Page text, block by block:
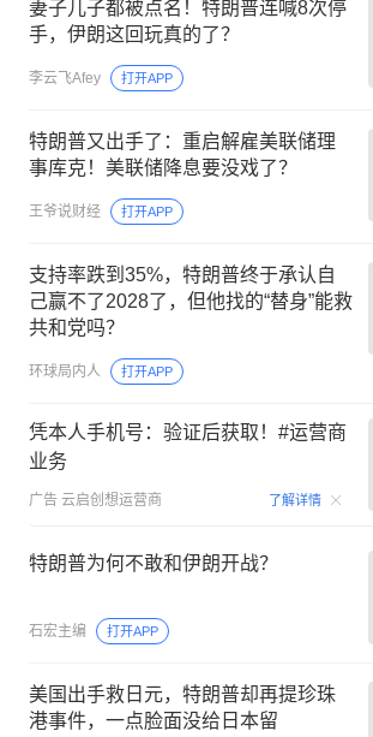
妻子儿子都被点名！特朗普连喊8次停
手，伊朗这回玩真的了？
李云飞Afey 打开APP
特朗普又出手了：重启解雇美联储理
事库克！美联储降息要没戏了？
王爷说财经 打开APP
支持率跌到35%，特朗普终于承认自
己赢不了2028了，但他找的“替身”能救
共和党吗？
环球局内人 打开APP
凭本人手机号：验证后获取！#运营商
业务
广告 云启创想运营商 了解详情
特朗普为何不敢和伊朗开战？
石宏主编 打开APP
美国出手救日元，特朗普却再提珍珠
港事件，一点脸面没给日本留